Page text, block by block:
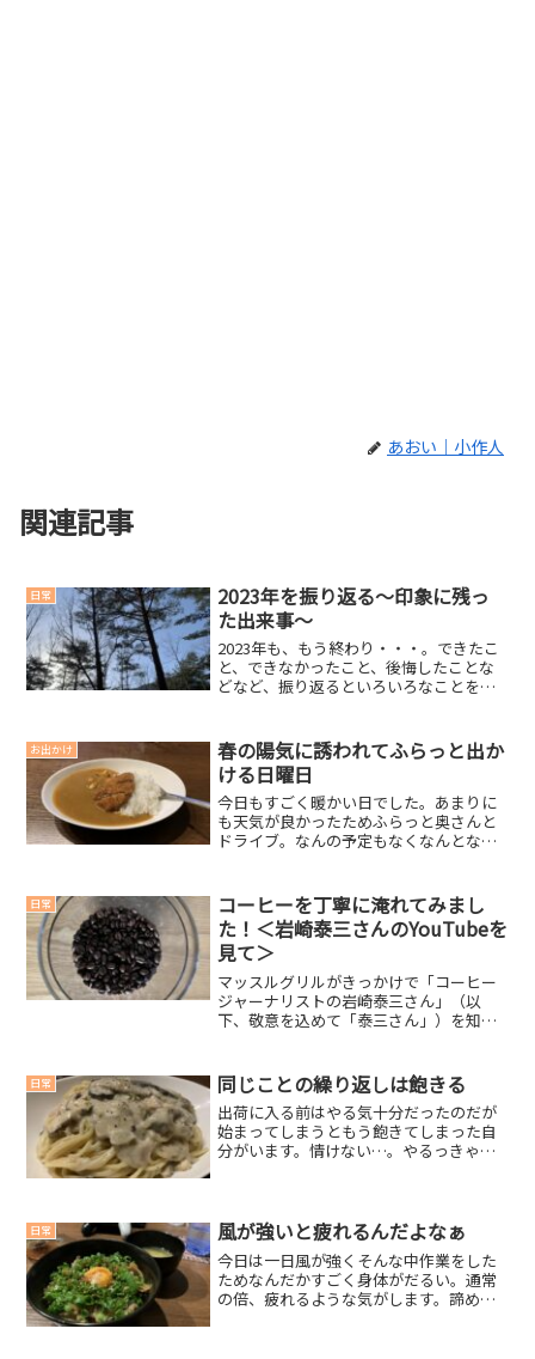
あおい｜小作人
関連記事
日常
2023年を振り返る～印象に残っ
た出来事～
2023年も、もう終わり・・・。できたこ
と、できなかったこと、後悔したことな
どなど、振り返るといろいろなことを思
います(´ー｀)2023年の目標は達成できた
のか？ブログ...
お出かけ
春の陽気に誘われてふらっと出か
ける日曜日
今日もすごく暖かい日でした。あまりに
も天気が良かったためふらっと奥さんと
ドライブ。なんの予定もなくなんとなく
懸賞でゲットしたギフトが今日も届きま
した。チルドのカレーうど...
日常
コーヒーを丁寧に淹れてみまし
た！＜岩崎泰三さんのYouTubeを
見て＞
マッスルグリルがきっかけで「コーヒー
ジャーナリストの岩崎泰三さん」（以
下、敬意を込めて「泰三さん」）を知り
んのYouTubeを見て、考えが一変しまし
た。めちゃくちゃすご...
日常 同じことの繰り返しは飽きる
出荷に入る前はやる気十分だったのだが
始まってしまうともう飽きてしまった自
分がいます。情けない…。やるっきゃな
のに。夕飯はパスタ昨夜の...
日常 風が強いと疲れるんだよなぁ
今日は一日風が強くそんな中作業をした
ためなんだかすごく身体がだるい。通常
の倍、疲れるような気がします。諦めた